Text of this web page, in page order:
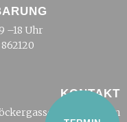
–18 Uhr
KONTAKT
2, 2500 Baden